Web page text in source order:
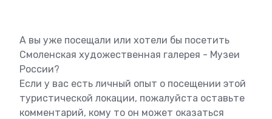
А вы уже посещали или хотели бы посетить
Смоленская художественная галерея - Музеи
России?
Если у вас есть личный опыт о посещении этой
туристической локации, пожалуйста оставьте
комментарий, кому то он может оказаться